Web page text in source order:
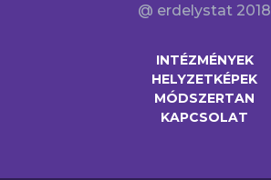
@ erdelystat 2018
INTÉZMÉNYEK
HELYZETKÉPEK
MÓDSZERTAN
KAPCSOLAT